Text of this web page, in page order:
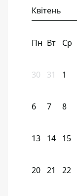
Квітень
Пн Вт Ср
30 31 1
6 7 8
13 14 15
20 21 22